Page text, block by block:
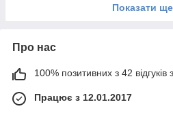
Показати ще
Про нас
100% позитивних з 42 відгуків
Працює з 12.01.2017